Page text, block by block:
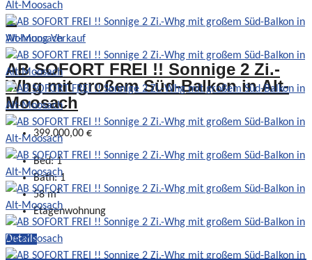
Wohnung Verkauf
AB SOFORT FREI !! Sonnige 2 Zi.-
Whg mit großem Süd-Balkon in Alt-
Moosach
399.000,00 €
Bed: 1
Bath: 1
58 m²
Etagenwohnung
Details